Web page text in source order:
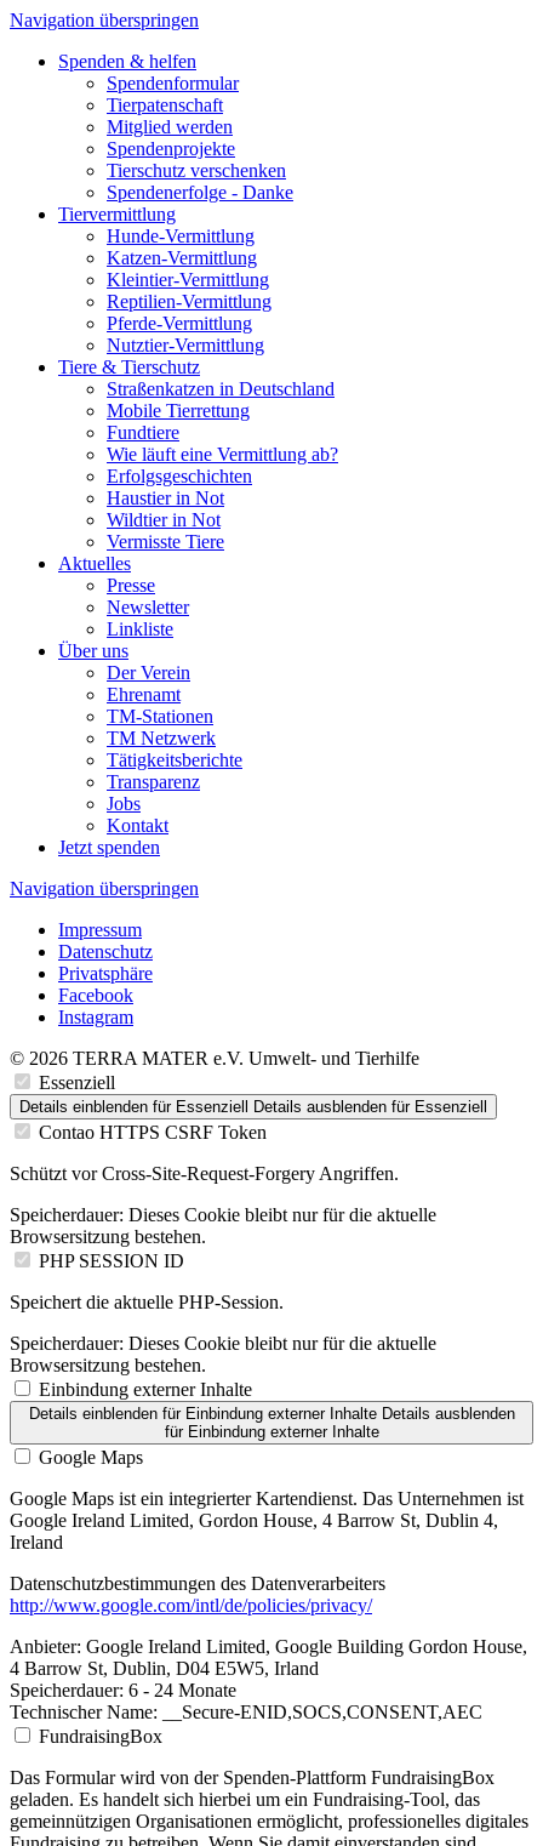
Navigation überspringen
Spenden & helfen
Spendenformular
Tierpatenschaft
Mitglied werden
Spendenprojekte
Tierschutz verschenken
Spendenerfolge - Danke
Tiervermittlung
Hunde-Vermittlung
Katzen-Vermittlung
Kleintier-Vermittlung
Reptilien-Vermittlung
Pferde-Vermittlung
Nutztier-Vermittlung
Tiere & Tierschutz
Straßenkatzen in Deutschland
Mobile Tierrettung
Fundtiere
Wie läuft eine Vermittlung ab?
Erfolgsgeschichten
Haustier in Not
Wildtier in Not
Vermisste Tiere
Aktuelles
Presse
Newsletter
Linkliste
Über uns
Der Verein
Ehrenamt
TM-Stationen
TM Netzwerk
Tätigkeitsberichte
Transparenz
Jobs
Kontakt
Jetzt spenden
Navigation überspringen
Impressum
Datenschutz
Privatsphäre
Facebook
Instagram
© 2026 TERRA MATER e.V. Umwelt- und Tierhilfe
Essenziell
Details einblenden für Essenziell Details ausblenden für Essenziell
Contao HTTPS CSRF Token
Schützt vor Cross-Site-Request-Forgery Angriffen.
Speicherdauer: Dieses Cookie bleibt nur für die aktuelle
Browsersitzung bestehen.
PHP SESSION ID
Speichert die aktuelle PHP-Session.
Speicherdauer: Dieses Cookie bleibt nur für die aktuelle
Browsersitzung bestehen.
Einbindung externer Inhalte
Details einblendenfür Einbindung externer Inhalte Details ausblenden
für Einbindung externer Inhalte
Google Maps
Google Maps ist ein integrierter Kartendienst. Das Unternehmen ist
Google Ireland Limited, Gordon House, 4 Barrow St, Dublin 4,
Ireland
Datenschutzbestimmungen des Datenverarbeiters
http://www.google.com/intl/de/policies/privacy/
Anbieter: Google Ireland Limited, Google Building Gordon House,
4 Barrow St, Dublin, D04 E5W5, Irland
Speicherdauer: 6 - 24 Monate
Technischer Name: __Secure-ENID,SOCS,CONSENT,AEC
FundraisingBox
Das Formular wird von der Spenden-Plattform FundraisingBox
geladen. Es handelt sich hierbei um ein Fundraising-Tool, das
gemeinnützigen Organisationen ermöglicht, professionelles digitales